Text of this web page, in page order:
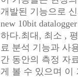
개발된 기능으로
new 10bit
하다.최대, 최소 ,
료 분석 기능과 사
간 동안의 측정 자
게 볼 수 있으며 이